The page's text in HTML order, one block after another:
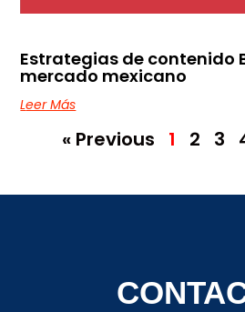
Estrategias de contenido
mercado mexicano
Leer Más
« Previous 1 2 3